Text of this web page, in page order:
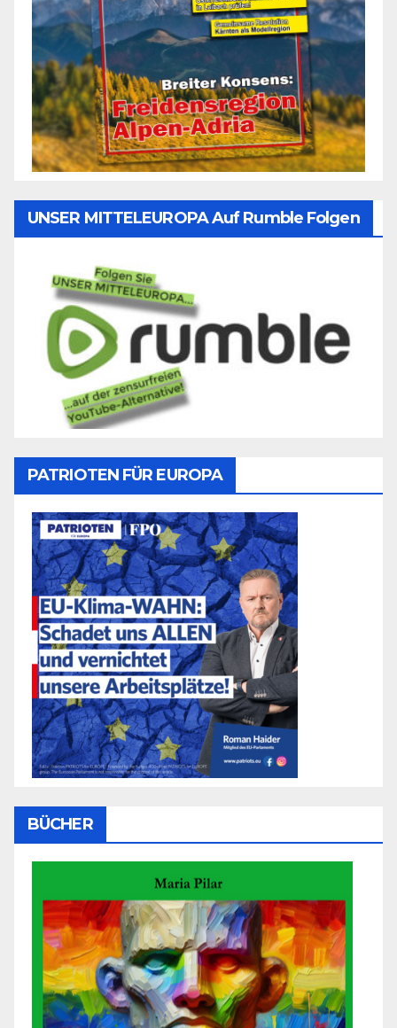
UNSER MITTELEUROPA Auf Rumble Folgen
PATRIOTEN FÜR EUROPA
BÜCHER